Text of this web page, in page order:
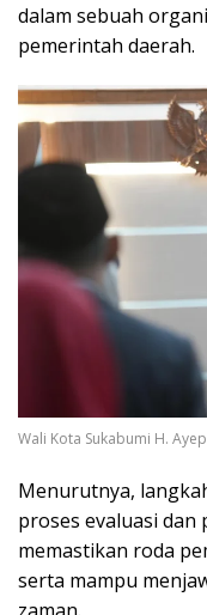
dalam sebuah
pemerintah daerah.
Wali Kota Sukabumi H.
Menurutnya,
proses evaluasi
memastikan roda
serta mampu